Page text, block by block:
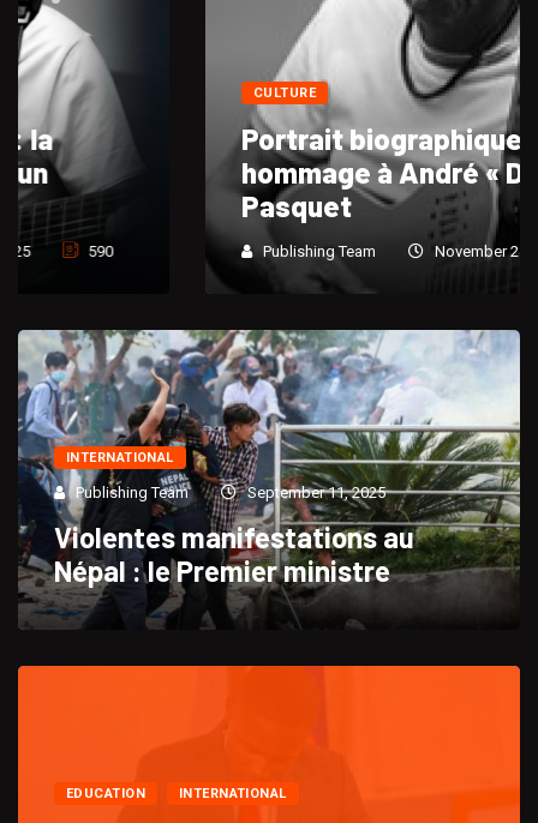
CULTURE
Portrait biographique et
hommage à André « Dadou »
Pasquet
Publishing Team November 24, 2025 765
INTERNATIONAL
Publishing Team September 11, 2025
Violentes manifestations au
Népal : le Premier ministre
EDUCATION INTERNATIONAL